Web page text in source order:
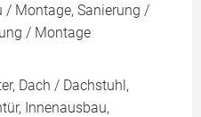
/ Montage, Sanierung /
/ Montage
Dach / Dachstuhl,
Innenausbau,